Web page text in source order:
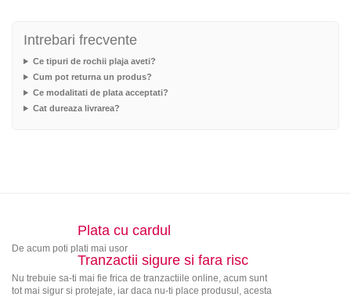
Intrebari frecvente
Ce tipuri de rochii plaja aveti?
Cum pot returna un produs?
Ce modalitati de plata acceptati?
Cat dureaza livrarea?
Plata cu cardul
De acum poti plati mai usor
Tranzactii sigure si fara risc
Nu trebuie sa-ti mai fie frica de tranzactiile online, acum sunt
tot mai sigur si protejate, iar daca nu-ti place produsul, acesta